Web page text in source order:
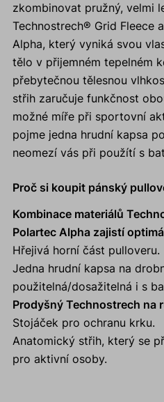
zkombinovat pružný, velmi
Technostrech® Grid Fleece
Alpha, který vyniká svou
tělo v přijemném tepelném
přebytečnou tělesnou
střih zaručuje funkčnost
možné míře při sportovní
pojme jedna hrudní kapsa
neomezí vás při použítí s
Proč si koupit pánský
Kombinace materiálů
Polartec Alpha zajistí
Hřejivá horní část pulloveru.
Jedna hrudní kapsa na
použitelná/dosažitelná i s
Prodyšný Technostrech na
Stojáček pro ochranu krku.
Anatomický střih, který se
pro aktivní osoby.